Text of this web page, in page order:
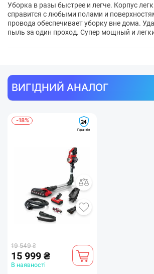
Подвійна дія - мийка
Rowenta RH99C0WO
прибирання. Він не лише потужно
ефективно миє поверхні за допомогою
Економте час і досягайте
Уборка в разы быстрее и легче. Корпус
справится с любыми полами и
провода обеспечивает уборку вне дома.
пыль за один проход. Супер мощный и
ВИГІДНИЙ АНАЛОГ
-18% 24
Гарантія
19 549 ₴
15 999 ₴
В наявності